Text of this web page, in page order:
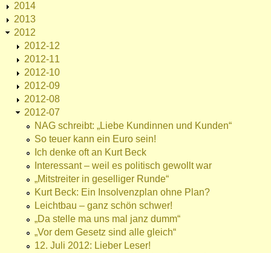
2014
2013
2012
2012-12
2012-11
2012-10
2012-09
2012-08
2012-07
NAG schreibt: „Liebe Kundinnen und Kunden“
So teuer kann ein Euro sein!
Ich denke oft an Kurt Beck
Interessant – weil es politisch gewollt war
„Mitstreiter in geselliger Runde“
Kurt Beck: Ein Insolvenzplan ohne Plan?
Leichtbau – ganz schön schwer!
„Da stelle ma uns mal janz dumm“
„Vor dem Gesetz sind alle gleich“
12. Juli 2012: Lieber Leser!